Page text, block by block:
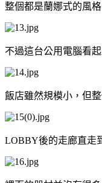
整個都是蘭娜式的風
不過這台公用電腦看
飯店雖然規模小，但
LOBBY後的走廊直走